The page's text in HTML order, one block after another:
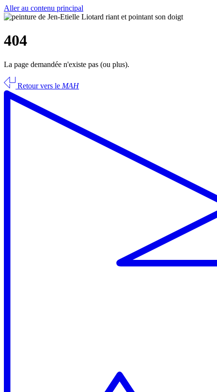
Aller au contenu principal
404
La page demandée n'existe pas (ou plus).
Retour vers le MAH